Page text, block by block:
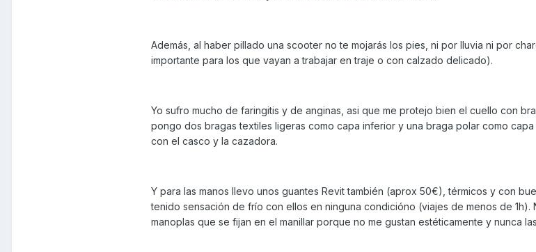
Además, al haber pillado una scooter no te mojarás los pies, ni por lluvia ni por
importante para los que vayan a trabajar en traje o con calzado delicado).
Yo sufro mucho de faringitis y de anginas, asi que me protejo bien el cuello con
pongo dos bragas textiles ligeras como capa inferior y una braga polar como
con el casco y la cazadora.
Y para las manos llevo unos guantes Revit también (aprox 50€), térmicos y con
tenido sensación de frío con ellos en ninguna condicióno (viajes de menos de 1h).
manoplas que se fijan en el manillar porque no me gustan estéticamente y nunca